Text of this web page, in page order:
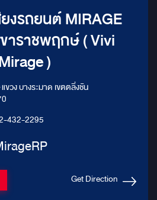
ยงรถยนต์ MIRAGE
)
วง บางระมาด เขตตลิ่งชัน
432-2295
Get Direction